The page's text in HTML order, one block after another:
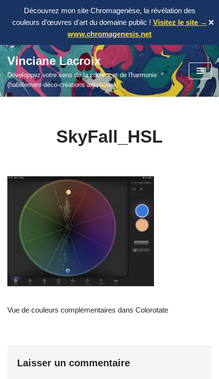
Découvrez mon site Chromagenèse, la révélation des
couleurs d’œuvres d'art du domaine public ! Visitez le site →
www.chromagenesis.net
✕
Aller
au
contenu
Vinciane Lacroix
Développez votre sens de la couleur et de l'harmonie
(habillement-déco-créations artistiques)
SkyFall_HSL
Vue de couleurs complémentaires dans Colorotate
Laisser un commentaire